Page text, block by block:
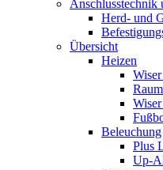
Anschlusstechnik
Herd- und
Übersicht
Heizen
Beleuchung
Plus
Up-